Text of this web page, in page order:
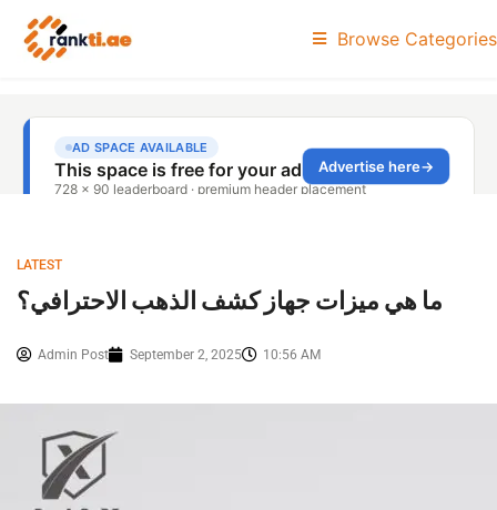
Browse Categories
LATEST
ما هي ميزات جهاز كشف الذهب الاحترافي؟
Admin Post September 2, 2025 10:56 AM